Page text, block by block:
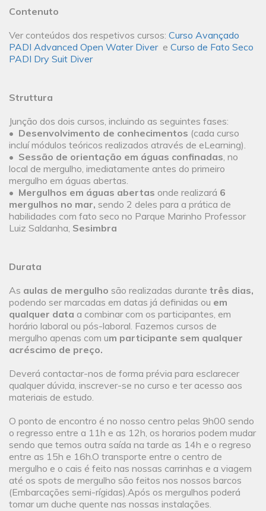
Contenuto
Ver conteúdos dos respetivos cursos: Curso Avançado
PADI Advanced Open Water Divere Curso de Fato Seco
PADI Dry Suit Diver
Struttura
Junção dos dois cursos, incluindo as seguintes fases:
• Desenvolvimento de conhecimentos (cada curso
incluí módulos teóricos realizados através de eLearning).
• Sessão de orientação em águas confinadas, no
local de mergulho, imediatamente antes do primeiro
mergulho em águas abertas.
• Mergulhos em águas abertas onde realizará 6
mergulhos no mar, sendo 2 deles para a prática de
habilidades com fato seco no Parque Marinho Professor
Luiz Saldanha, Sesimbra
Durata
As aulas de mergulho são realizadas durante três dias,
podendo ser marcadas em datas já definidas ou em
qualquer data a combinar com os participantes, em
horário laboral ou pós-laboral. Fazemos cursos de
mergulho apenas com um participante sem qualquer
acréscimo de preço.
Deverá contactar-nos de forma prévia para esclarecer
qualquer dúvida, inscrever-se no curso e ter acesso aos
materiais de estudo.
O ponto de encontro é no nosso centro pelas 9h00 sendo
o regresso entre a 11h e as 12h, os horarios podem mudar
sendo que temos outra saída na tarde as 14h e o regreso
entre as 15h e 16h.O transporte entre o centro de
mergulho e o cais é feito nas nossas carrinhas e a viagem
até os spots de mergulho são feitos nos nossos barcos
(Embarcações semi-rígidas).Após os mergulhos poderá
tomar um duche quente nas nossas instalações.